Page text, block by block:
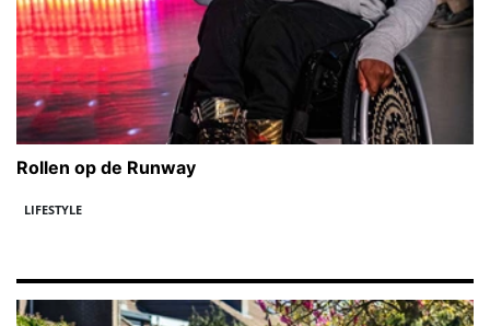
Rollen op de Runway
LIFESTYLE